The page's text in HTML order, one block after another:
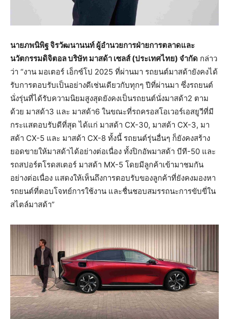
นายภพนิพิฐ จิรวัฒนานนท์ ผู้อำนวยการฝ่ายการตลาดและ
นวัตกรรมดิจิตอล บริษัท มาสด้า เซลส์ (ประเทศไทย) จำกัด กล่าว
ว่า “งาน มอเตอร์ เอ็กซ์โป 2025 ที่ผ่านมา รถยนต์มาสด้ายังคงได้
รับการตอบรับเป็นอย่างดีเช่นเดียวกับทุกๆ ปีที่ผ่านมา ซึ่งรถยนต์
นั่งรุ่นที่ได้รับความนิยมสูงสุดยังคงเป็นรถยนต์นั่งมาสด้า2 ตาม
ด้วย มาสด้า3 และ มาสด้า6 ในขณะที่รถครอสโอเวอร์เอสยูวีที่มี
กระแสตอบรับดีที่สุด ได้แก่ มาสด้า CX-30, มาสด้า CX-3, มา
สด้า CX-5 และ มาสด้า CX-8 ทั้งนี้ รถยนต์รุ่นอื่นๆ ก็ยังคงสร้าง
ยอดขายให้มาสด้าได้อย่างต่อเนื่อง ทั้งปิกอัพมาสด้า บีที-50 และ
รถสปอร์ตโรดสเตอร์ มาสด้า MX-5 โดยมีลูกค้าเข้ามาชมกัน
อย่างต่อเนื่อง แสดงให้เห็นถึงการตอบรับของลูกค้าที่ยังคงมองหา
รถยนต์ที่ตอบโจทย์การใช้งาน และชื่นชอบสมรรถนะการขับขี่ใน
สไตล์มาสด้า”